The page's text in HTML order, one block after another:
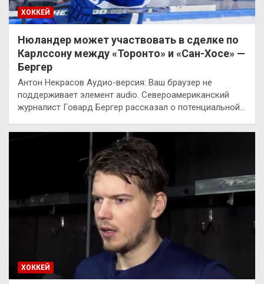
ХОККЕЙ
Нюландер может участвовать в сделке по
Карлссону между «Торонто» и «Сан-Хосе» —
Бергер
Антон Некрасов Аудио-версия: Ваш браузер не
поддерживает элемент audio. Североамериканский
журналист Говард Бергер рассказал о потенциальной…
ХОККЕЙ